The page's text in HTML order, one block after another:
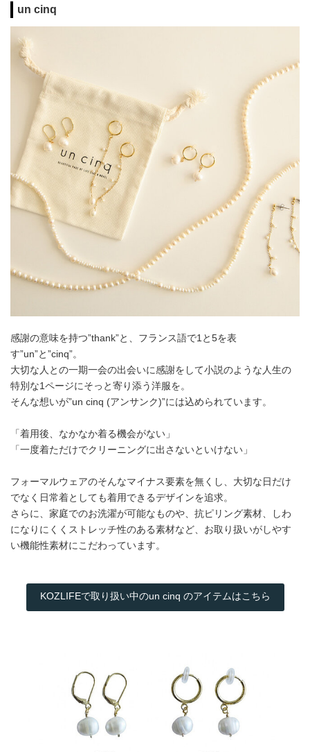
un cinq
感謝の意味を持つ”thank”と、フランス語で1と5を表
す”un”と”cinq”。
大切な人との一期一会の出会いに感謝をして小説のような人生の
特別な1ページにそっと寄り添う洋服を。
そんな想いが”un cinq (アンサンク)”には込められています。
「着用後、なかなか着る機会がない」
「一度着ただけでクリーニングに出さないといけない」
フォーマルウェアのそんなマイナス要素を無くし、大切な日だけ
でなく日常着としても着用できるデザインを追求。
さらに、家庭でのお洗濯が可能なものや、抗ピリング素材、しわ
になりにくくストレッチ性のある素材など、お取り扱いがしやす
い機能性素材にこだわっています。
KOZLIFEで取り扱い中のun cinq のアイテムはこちら